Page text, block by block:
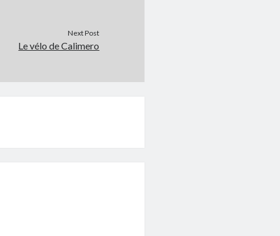
Next Post
Le vélo de Calimero